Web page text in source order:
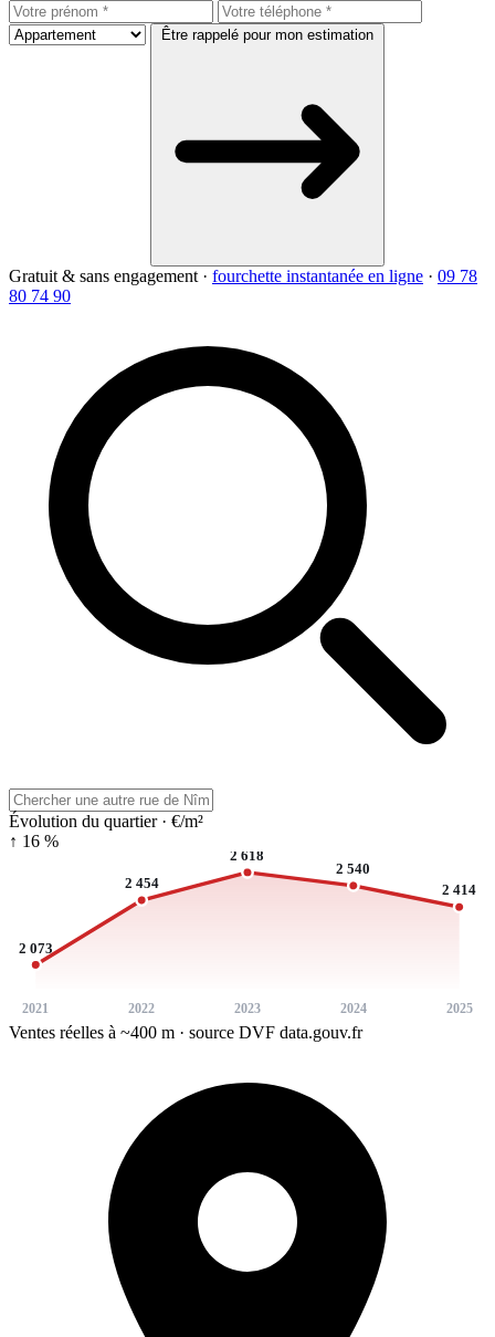
Être rappelé pour mon estimation
Gratuit & sans engagement · fourchette instantanée en ligne · 09 78
80 74 90
Évolution du quartier · €/m²
↑ 16 %
2 073
2021
2 454
2022
2 618
2023
2 540
2024
2 414
2025
Ventes réelles à ~400 m · source DVF data.gouv.fr